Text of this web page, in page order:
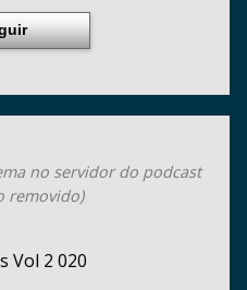
no servidor do podcast
removido)
Vol 2 020